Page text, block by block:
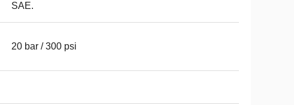
SAE.
20 bar / 300 psi